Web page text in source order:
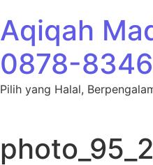
Aqiqah
0878-
Pilih yang Halal,